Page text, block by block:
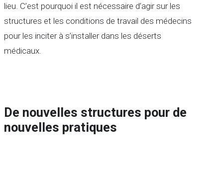
lieu. C’est pourquoi il est nécessaire d’agir sur les
structures et les conditions de travail des médecins
pour les inciter à s’installer dans les déserts
médicaux.
De nouvelles structures pour de
nouvelles pratiques